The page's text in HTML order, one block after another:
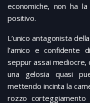
economiche, non ha
positivo.
L’unico antagonista
l’amico e confidente
seppur assai mediocre,
una gelosia quasi
mettendo incinta la
rozzo